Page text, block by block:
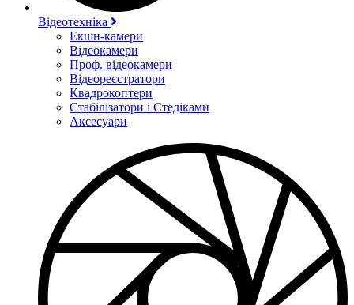
Відеотехніка
Екшн-камери
Відеокамери
Проф. відеокамери
Відеореєстратори
Квадрокоптери
Стабілізатори і Стедіками
Аксесуари